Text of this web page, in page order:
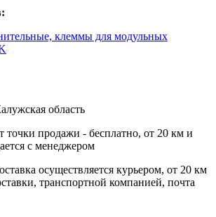
клеммы для модульных
область
точки продажи - бесплатно, от 20 км и
с менеджером
осуществляется курьером, от 20 км
транспортной компанией, почта